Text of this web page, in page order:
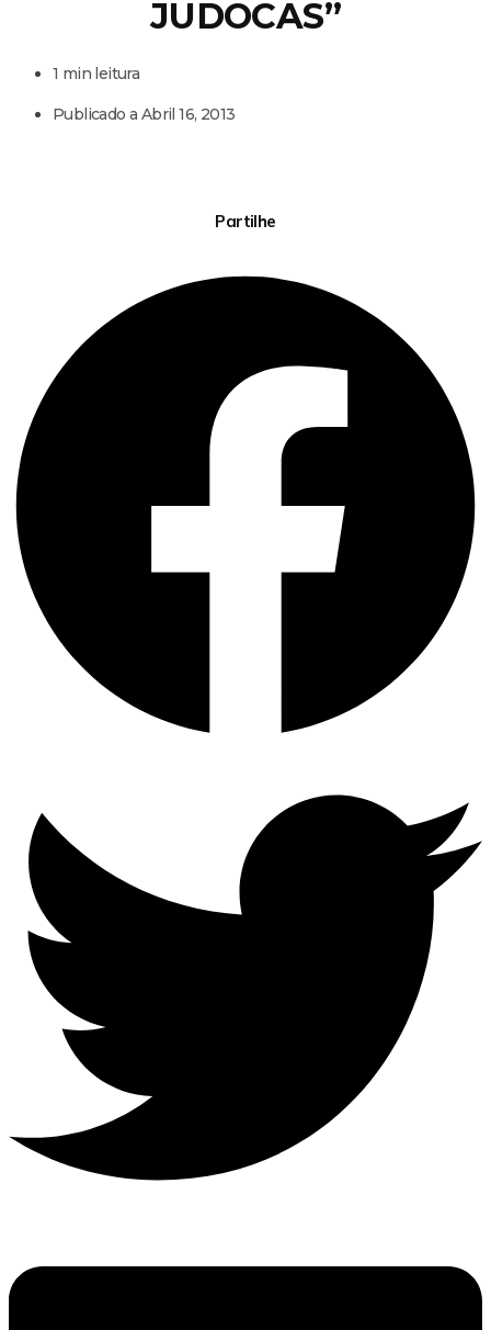
JUDOCAS”
1 min leitura
Publicado a Abril 16, 2013
Partilhe